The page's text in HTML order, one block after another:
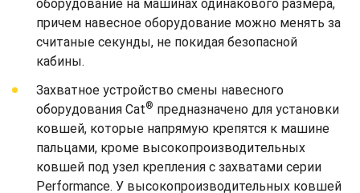
оборудование на машинах одинакового размера,
причем навесное оборудование можно менять за
считаные секунды, не покидая безопасной
кабины.
Захватное устройство смены навесного
оборудования Cat® предназначено для установки
ковшей, которые напрямую крепятся к машине
пальцами, кроме высокопроизводительных
ковшей под узел крепления с захватами серии
Performance. У высокопроизводительных ковшей